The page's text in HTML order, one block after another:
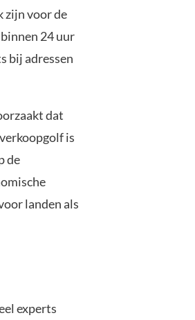
zijn voor de
24 uur
bij adressen
dat
is
de
landen als
experts